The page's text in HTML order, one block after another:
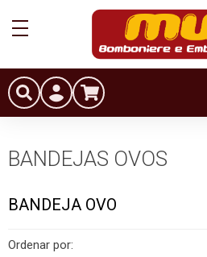
BANDEJAS OVOS
BANDEJA OVO
Ordenar por: